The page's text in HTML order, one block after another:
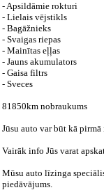
- Apsildāmie rokturi
- Lielais vējstikls
- Bagāžnieks
- Svaigas riepas
- Mainītas eļļas
- Jauns akumulators
- Gaisa filtrs
- Sveces
81850km nobraukums
Jūsu auto var būt kā pirmā
Vairāk info Jūs varat
Mūsu auto līzinga
piedāvājums.